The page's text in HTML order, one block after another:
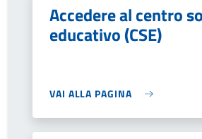
Accedere al centro
educativo (CSE)
VAI ALLA PAGINA